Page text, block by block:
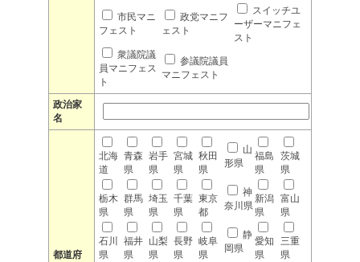
市民マニ
フェスト
政党マニフ
ェスト
スイッチユ
ーザーマニフェ
スト
衆議院議
員マニフェス
ト
参議院議員
マニフェスト
政治家
名
都道府
北海
道
青森
県
岩手
県
宮城
県
秋田
県
山
形県
福島
県
茨城
県
栃木
県
群馬
県
埼玉
県
千葉
県
東京
都
神
奈川県
新潟
県
富山
県
石川
県
福井
県
山梨
県
長野
県
岐阜
県
静
岡県
愛知
県
三重
県